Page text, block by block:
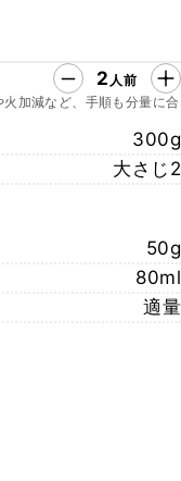
2 人前
加減など、手順も分量に合
300g
大さじ2
50g
80ml
適量